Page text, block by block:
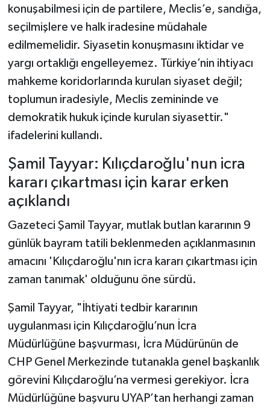
konuşabilmesi için de partilere, Meclis’e, sandığa,
seçilmişlere ve halk iradesine müdahale
edilmemelidir. Siyasetin konuşmasını iktidar ve
yargı ortaklığı engelleyemez. Türkiye’nin ihtiyacı
mahkeme koridorlarında kurulan siyaset değil;
toplumun iradesiyle, Meclis zemininde ve
demokratik hukuk içinde kurulan siyasettir."
ifadelerini kullandı.
Şamil Tayyar: Kılıçdaroğlu'nun icra
kararı çıkartması için karar erken
açıklandı
Gazeteci Şamil Tayyar, mutlak butlan kararının 9
günlük bayram tatili beklenmeden açıklanmasının
amacını 'Kılıçdaroğlu'nın icra kararı çıkartması için
zaman tanımak' olduğunu öne sürdü.
Şamil Tayyar, "İhtiyati tedbir kararının
uygulanması için Kılıçdaroğlu’nun İcra
Müdürlüğüne başvurması, İcra Müdürünün de
CHP Genel Merkezinde tutanakla genel başkanlık
görevini Kılıçdaroğlu’na vermesi gerekiyor. İcra
Müdürlüğüne başvuru UYAP’tan herhangi zaman